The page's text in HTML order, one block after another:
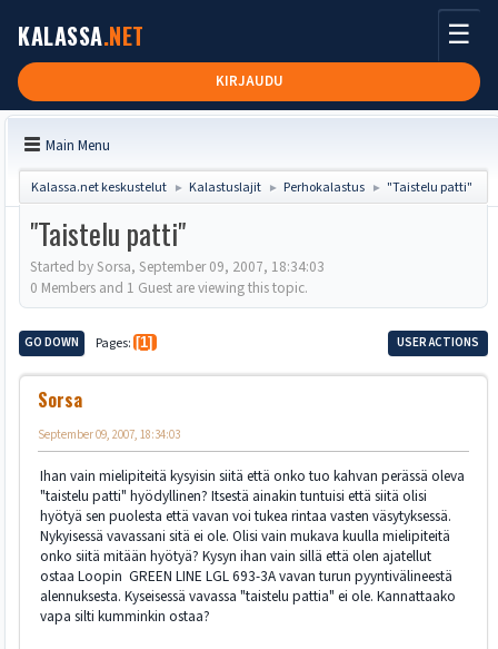
KALASSA.NET
KIRJAUDU
☰
Main Menu
Kalassa.net keskustelut ► Kalastuslajit ► Perhokalastus ► "Taistelu patti"
"Taistelu patti"
Started by Sorsa, September 09, 2007, 18:34:03
0 Members and 1 Guest are viewing this topic.
GO DOWN Pages 1 USER ACTIONS
Sorsa
September 09, 2007, 18:34:03
Ihan vain mielipiteitä kysyisin siitä että onko tuo kahvan perässä oleva
"taistelu patti" hyödyllinen? Itsestä ainakin tuntuisi että siitä olisi
hyötyä sen puolesta että vavan voi tukea rintaa vasten väsytyksessä.
Nykyisessä vavassani sitä ei ole. Olisi vain mukava kuulla mielipiteitä
onko siitä mitään hyötyä? Kysyn ihan vain sillä että olen ajatellut
ostaa Loopin GREEN LINE LGL 693-3A vavan turun pyyntivälineestä
alennuksesta. Kyseisessä vavassa "taistelu pattia" ei ole. Kannattaako
vapa silti kumminkin ostaa?